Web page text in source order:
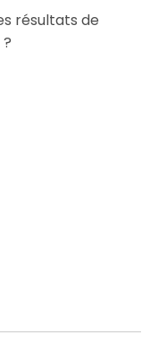
résultats de